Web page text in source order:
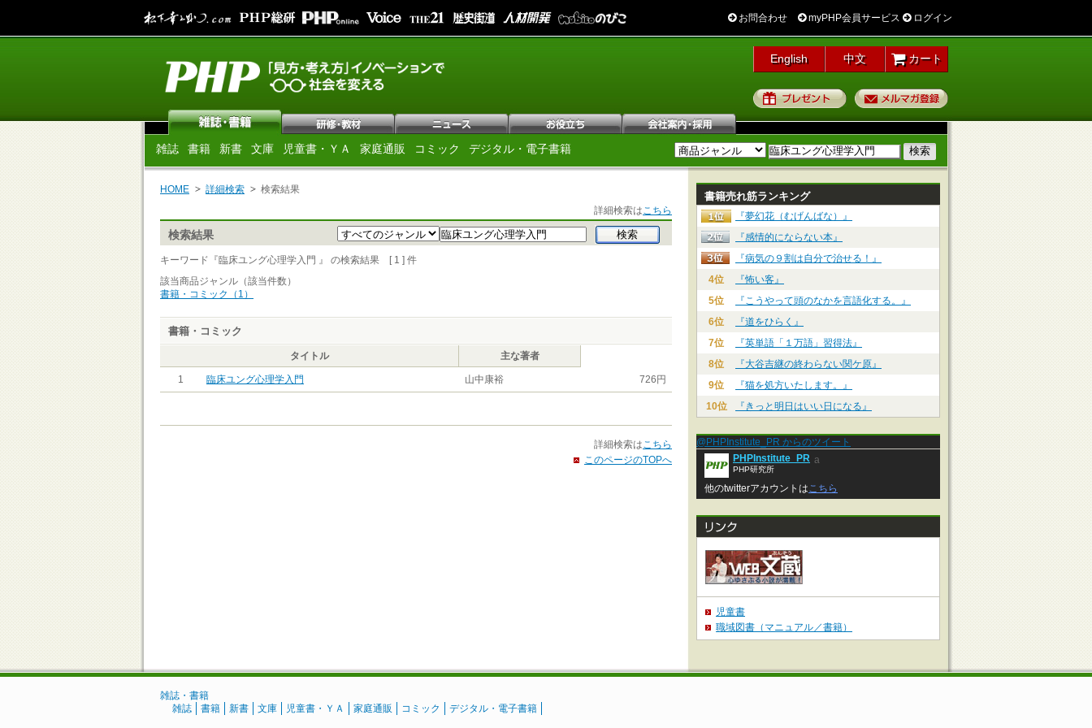
お問合わせ myPHP会員サービス ログイン
English 中文 カート
プレゼント
雑誌 書籍 新書 文庫 児童書・ＹＡ 家庭通販 コミック デジタル・電子書籍
HOME 詳細検索
検索結果
詳細検索はこちら
検索結果
キーワード『臨床ユング心理学入門 』 の検索結果 [ 1 ] 件
該当商品ジャンル（該当件数）
書籍・コミック（1）
書籍・コミック
タイトル 主な著者
1 臨床ユング心理学入門 山中康裕 726円
詳細検索はこちら
このページのTOPへ
書籍売れ筋ランキング
『夢幻花（むげんばな）』
『感情的にならない本』
『病気の９割は自分で治せる！』
4位
『怖い客』
5位
『こうやって頭のなかを言語化する。』
6位
『道をひらく』
7位
『英単語「１万語」習得法』
8位
『大谷吉継の終わらない関ケ原』
9位
『猫を処方いたします。』
10位
『きっと明日はいい日になる』
@PHPInstitute_PR からのツイート
PHPInstitute_PR
PHP研究所
a
他のtwitterアカウントはこちら
児童書
職域図書（マニュアル／書籍）
雑誌・書籍
雑誌
書籍 新書 文庫 児童書・ＹＡ 家庭通販 コミック デジタル・電子書籍